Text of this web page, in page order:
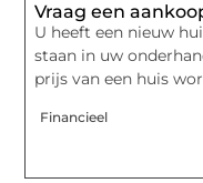
Vraag een
U heeft een nieuw
staan in uw
prijs van een huis
Financieel